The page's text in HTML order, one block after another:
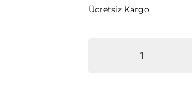
Ücretsiz Kargo